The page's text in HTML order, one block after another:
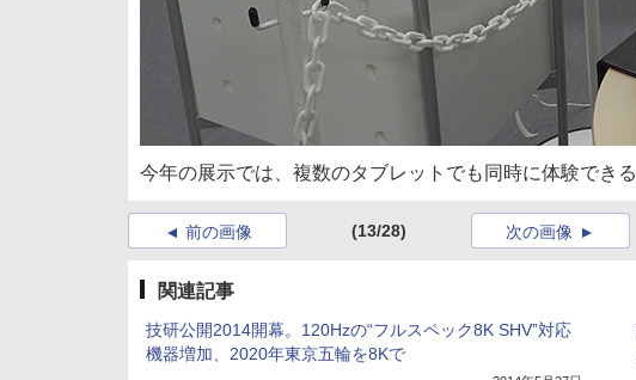
今年の展示では、複数のタブレットでも同時に体験できる
前の画像 (13/28) 次の画像
関連記事
技研公開2014開幕。120Hzの“フルスペック8K SHV”対応
機器増加、2020年東京五輪を8Kで